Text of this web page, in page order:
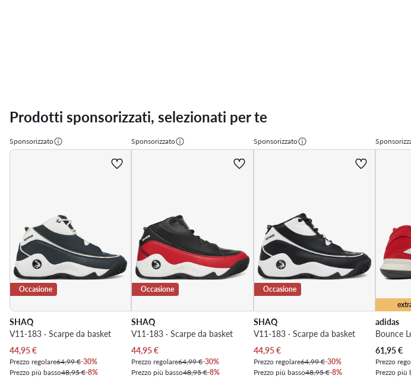
Prodotti sponsorizzati, selezionati per te
Sponsorizzato
Occasione
SHAQ
V11-183 · Scarpe da basket
Prezzo attuale
44,95€
Prezzo regolare64,99 €-30%
Prezzo più basso48,95 €-8%
Sponsorizzato
Occasione
SHAQ
V11-183 · Scarpe da basket
Prezzo attuale
44,95€
Prezzo regolare64,99 €-30%
Prezzo più basso48,95 €-8%
Sponsorizzato
Occasione
SHAQ
V11-183 · Scarpe da basket
Prezzo attuale
44,95€
Prezzo regolare64,99 €-30%
Prezzo più basso48,95 €-8%
adidas
Prezzo
61,95€
Prezzo
Prezzo più